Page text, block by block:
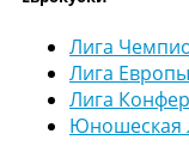
Лига
Лига Европы
Лига
Юношеская